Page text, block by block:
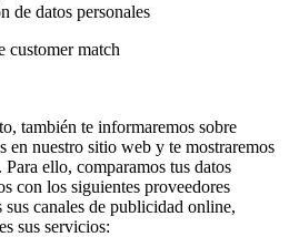
de datos personales
customer match
también te informaremos sobre
en nuestro sitio web y te mostraremos
ello, comparamos tus datos
con los siguientes proveedores
canales de publicidad online,
sus servicios: